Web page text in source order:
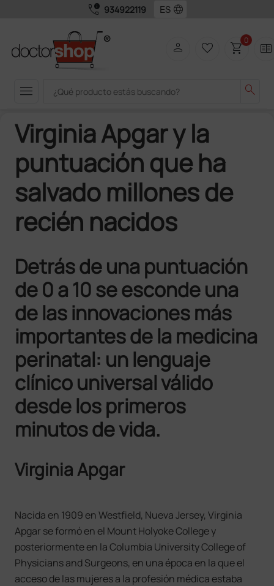
call_quality 934922119 language
menu search
person favorite_border shopping_cart0 two_pager
Virginia Apgar y la
puntuación que ha
salvado millones de
recién nacidos
Detrás de una puntuación
de 0 a 10 se esconde una
de las innovaciones más
importantes de la medicina
perinatal: un lenguaje
clínico universal válido
desde los primeros
minutos de vida.
Virginia Apgar
Nacida en 1909 en Westfield, Nueva Jersey, Virginia
Apgar se formó en el Mount Holyoke College y
posteriormente en la Columbia University College of
Physicians and Surgeons, en una época en la que el
acceso de las mujeres a la profesión médica estaba